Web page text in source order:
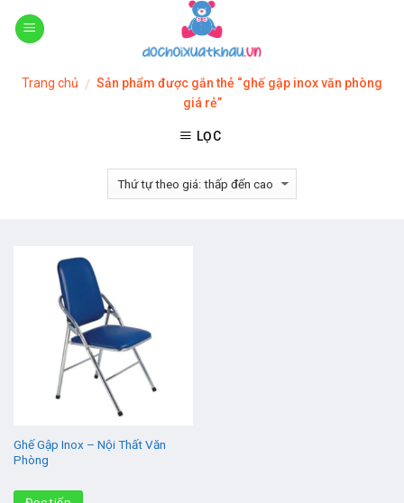
Skip
Trang chủ / Sản phẩm được gắn thẻ “ghế gập inox văn phòng
giá rẻ”
LỌC
Ghế Gập Inox – Nội Thất Văn
Phòng